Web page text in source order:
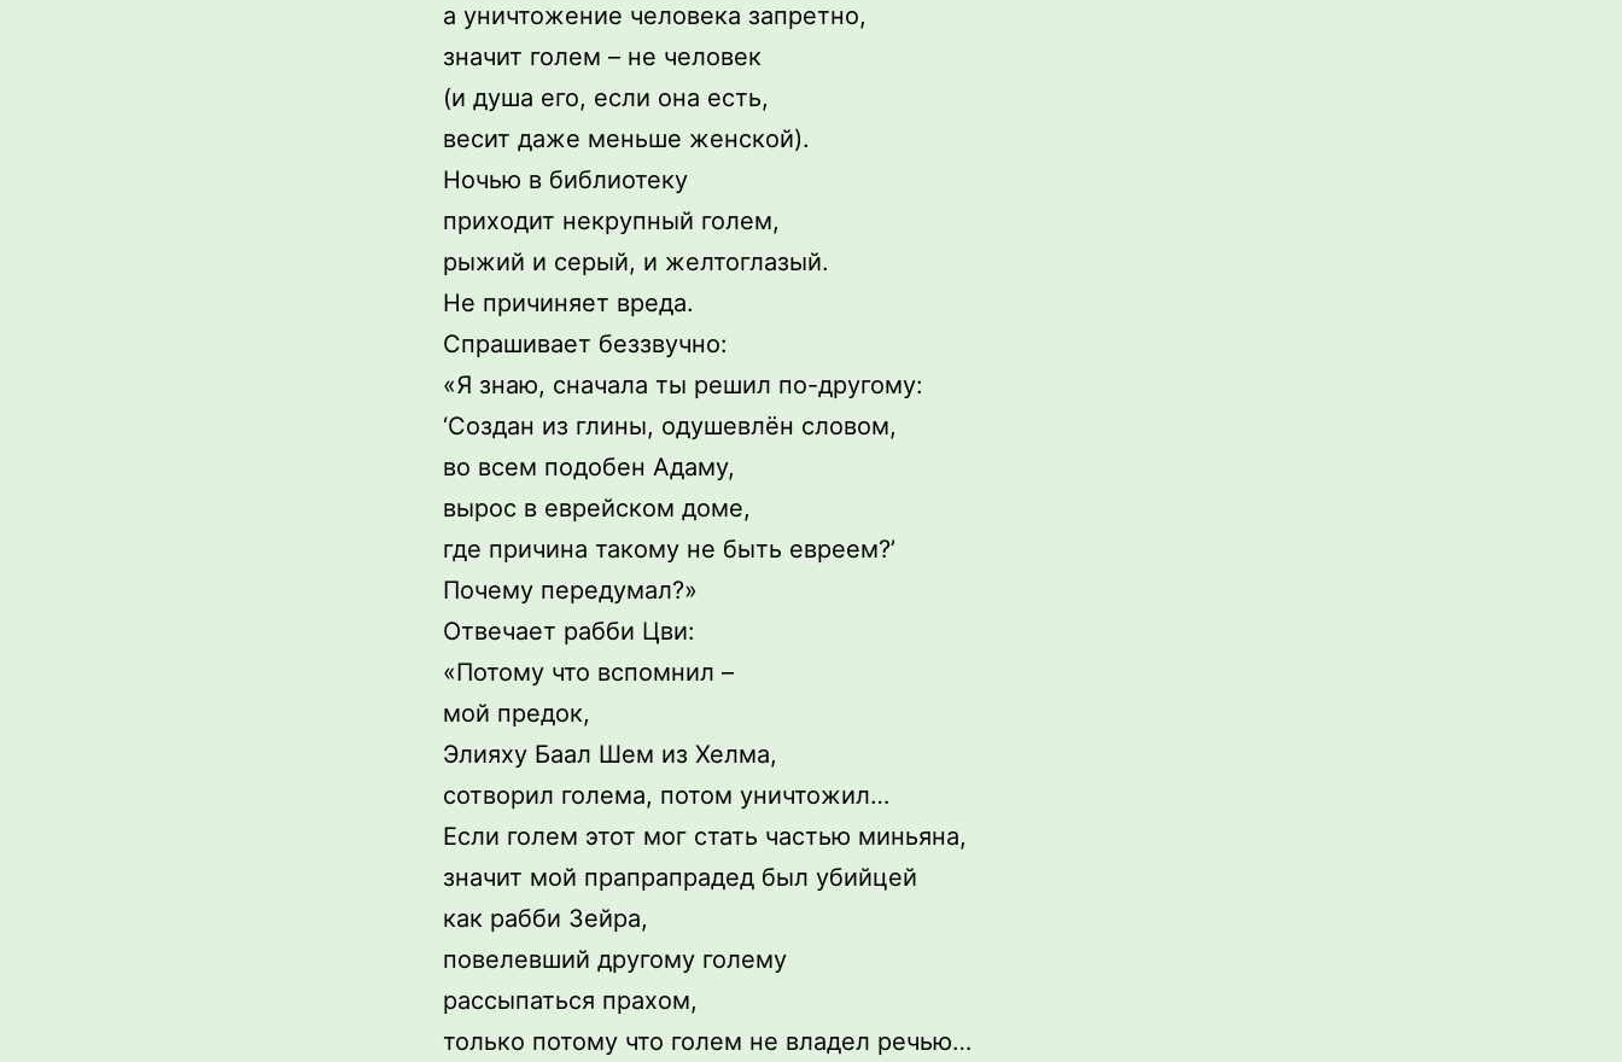
а уничтожение человека запретно,
значит голем – не человек
(и душа его, если она есть,
весит даже меньше женской).
Ночью в библиотеку
приходит некрупный голем,
рыжий и серый, и желтоглазый.
Не причиняет вреда.
Спрашивает беззвучно:
«Я знаю, сначала ты решил по-другому:
‘Создан из глины, одушевлён словом,
во всем подобен Адаму,
вырос в еврейском доме,
где причина такому не быть евреем?’
Почему передумал?»
Отвечает рабби Цви:
«Потому что вспомнил –
мой предок,
Элияху Баал Шем из Хелма,
сотворил голема, потом уничтожил…
Если голем этот мог стать частью миньяна,
значит мой прапрапрадед был убийцей
как рабби Зейра,
повелевший другому голему
рассыпаться прахом,
только потому что голем не владел речью…